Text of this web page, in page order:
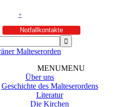
+
Notfallkontakte
Malteserorden
MENUMENU
Über uns
Geschichte des Malteserordens
Literatur
Die Kirchen